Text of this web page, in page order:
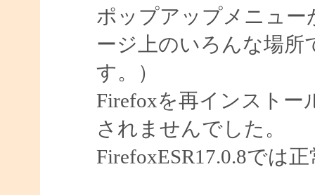
ポップアップメニュー
ージ上のいろんな場
す。）
Firefoxを再インストー
されませんでした。
FirefoxESR17.0.8では